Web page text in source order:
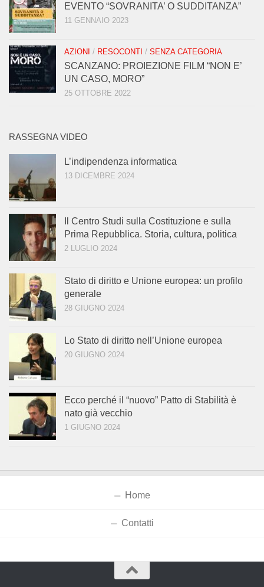
EVENTO “SOVRANITA’ O SUDDITANZA”
11 GENNAIO 2023
AZIONI / RESOCONTI / SENZA CATEGORIA
SCANZANO: PROIEZIONE FILM “NON E’
UN CASO, MORO”
25 OTTOBRE 2022
RASSEGNA VIDEO
L’indipendenza informatica
13 DICEMBRE 2024
Il Centro Studi sulla Costituzione e sulla
Prima Repubblica. Storia, cultura, politica
2 LUGLIO 2024
Stato di diritto e Unione europea: un profilo
generale
28 GIUGNO 2024
Lo Stato di diritto nell’Unione europea
20 GIUGNO 2024
Ecco perché il “nuovo” Patto di Stabilità è
nato già vecchio
1 GIUGNO 2024
Home
Contatti